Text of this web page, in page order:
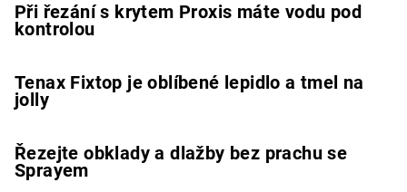
Při řezání s krytem Proxis máte vodu pod
kontrolou
Tenax Fixtop je oblíbené lepidlo a tmel na
jolly
Řezejte obklady a dlažby bez prachu se
Sprayem